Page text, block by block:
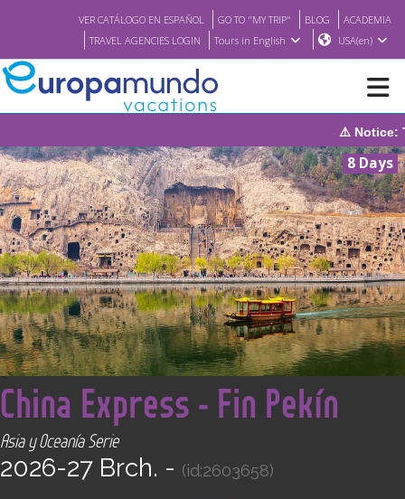
VER CATÁLOGO EN ESPAÑOL GO TO "MY TRIP" BLOG
ACADEMIA
TRAVEL AGENCIES LOGIN
Tours in English USA(en)
BROCHURE PDF
WHERE TO BUY
FEATURED
ABOUT US
CONTACT
Find your Tour
⚠️ Notice: The system
8 Days
<
China Express - Fin Pekín
Asia y Oceanía Serie
2026-27 Brch. - (id:2603658)